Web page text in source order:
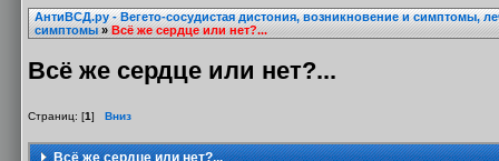
АнтиВСД.ру - Вегето-сосудистая дистония, возникновение и симптомы,
симптомы»Всё же сердце или нет?...
Всё же сердце или нет?...
Страниц: [1] Вниз
Всё же сердце или нет?...